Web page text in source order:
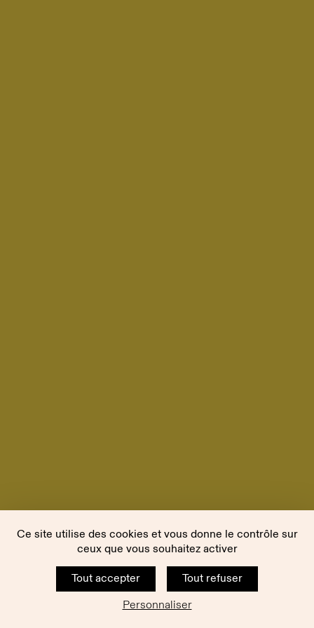
Ce site utilise des cookies et vous donne le contrôle sur
ceux que vous souhaitez activer
Tout accepter
Tout refuser
Personnaliser